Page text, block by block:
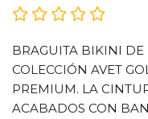
BRAGUITA BIKINI
COLECCIÓN AVET
PREMIUM. LA
ACABADOS CON